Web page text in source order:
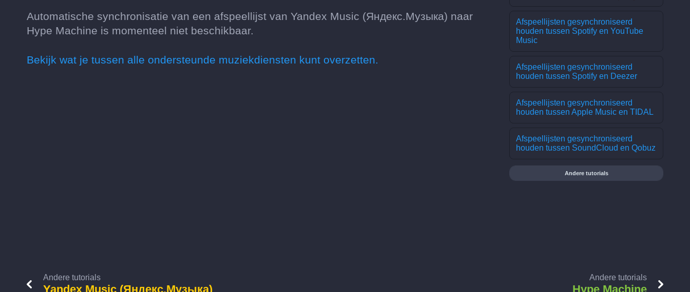
Automatische synchronisatie van een afspeellijst van Yandex Music (Яндекс.Музыка) naar
Hype Machine is momenteel niet beschikbaar.
Bekijk wat je tussen alle ondersteunde muziekdiensten kunt overzetten.
Afspeellijsten gesynchroniseerd
houden tussen Spotify en YouTube
Music
Afspeellijsten gesynchroniseerd
houden tussen Spotify en Deezer
Afspeellijsten gesynchroniseerd
houden tussen Apple Music en TIDAL
Afspeellijsten gesynchroniseerd
houden tussen SoundCloud en Qobuz
Andere tutorials
Andere tutorials
Yandex Music (Яндекс.Музыка)
Andere tutorials
Hype Machine